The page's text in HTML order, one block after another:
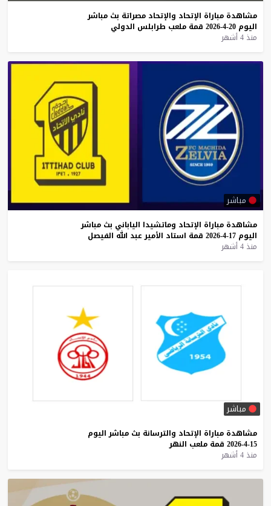
مشاهدة مباراة الإتحاد والإتحاد مصراتة بث مباشر
اليوم 20-4-2026 قمة ملعب طرابلس الدولي
منذ 4 أشهر
مباشر
مشاهدة مباراة الإتحاد وماتشيدا الياباني بث مباشر
اليوم 17-4-2026 قمة استاد الأمير عبد الله الفيصل
منذ 4 أشهر
مباشر
مشاهدة مباراة الإتحاد والترسانة بث مباشر اليوم
15-4-2026
قمة ملعب النهر
منذ 4 أشهر